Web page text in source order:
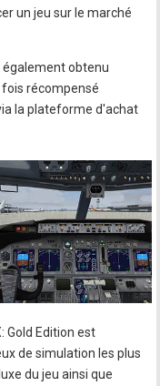
un jeu sur le marché
également obtenu
récompensé
la plateforme d'achat
Gold Edition est
de simulation les plus
du jeu ainsi que